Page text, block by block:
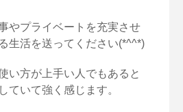
やプライベートを充実させ
生活を送ってください(*^^*)
い方が上手い人でもあると
ていて強く感じます。